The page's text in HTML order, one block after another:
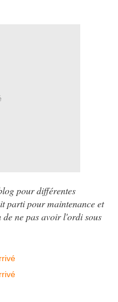
pour différentes
parti pour maintenance et
ne pas avoir l'ordi sous